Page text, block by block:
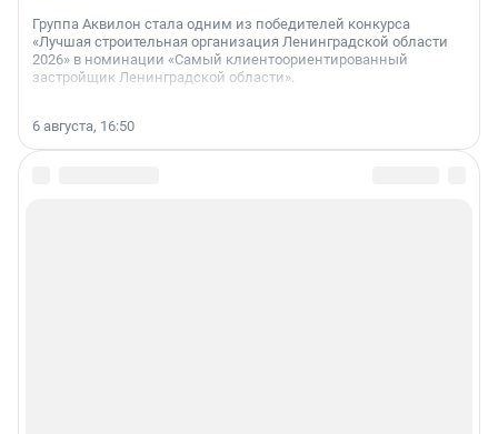
Группа Аквилон стала одним из победителей конкурса
«Лучшая строительная организация Ленинградской области
2026» в номинации «Самый клиентоориентированный
застройщик Ленинградской области».
6 августа, 16:50